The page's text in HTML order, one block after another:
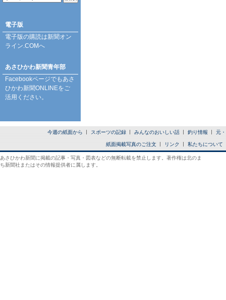
電子版
電子版の購読は新聞オン
ライン.COMへ
あさひかわ新聞青年部
Facebookページでもあさ
ひかわ新聞ONLINEをご
活用ください。
今週の紙面から スポーツの記録 みんなのおいしい話 釣り情報 元
紙面掲載写真のご注文 リンク 私たちについて
あさひかわ新聞に掲載の記事・写真・図表などの無断転載を禁止します。著作権は北のま
ち新聞社またはその情報提供者に属します。